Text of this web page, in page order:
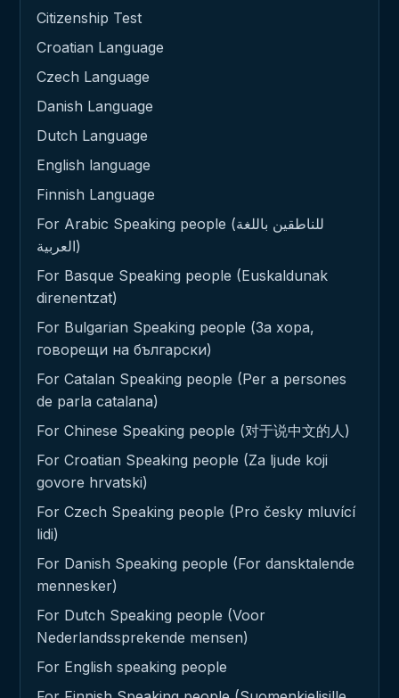
Citizenship Test
Croatian Language
Czech Language
Danish Language
Dutch Language
English language
Finnish Language
For Arabic Speaking people (للناطقين باللغة
العربية)
For Basque Speaking people (Euskaldunak
direnentzat)
For Bulgarian Speaking people (За хора,
говорещи на български)
For Catalan Speaking people (Per a persones
de parla catalana)
For Chinese Speaking people (对于说中文的人)
For Croatian Speaking people (Za ljude koji
govore hrvatski)
For Czech Speaking people (Pro česky mluvící
lidi)
For Danish Speaking people (For dansktalende
mennesker)
For Dutch Speaking people (Voor
Nederlandssprekende mensen)
For English speaking people